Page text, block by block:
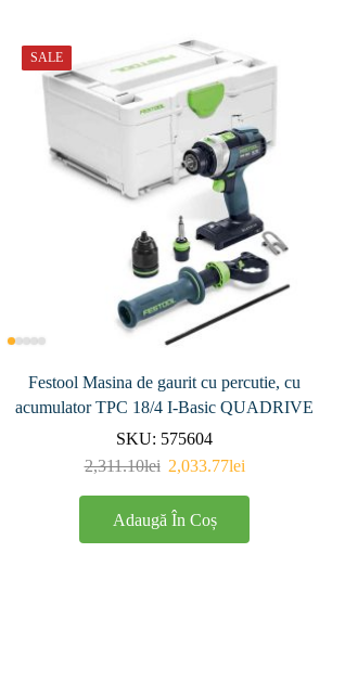
SALE
Festool Masina de gaurit cu percutie, cu
acumulator TPC 18/4 I-Basic QUADRIVE
SKU: 575604
2,311.10lei 2,033.77lei
Adaugă În Coș